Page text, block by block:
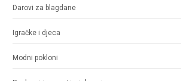
Darovi za blagdane
Igračke i djeca
Modni pokloni